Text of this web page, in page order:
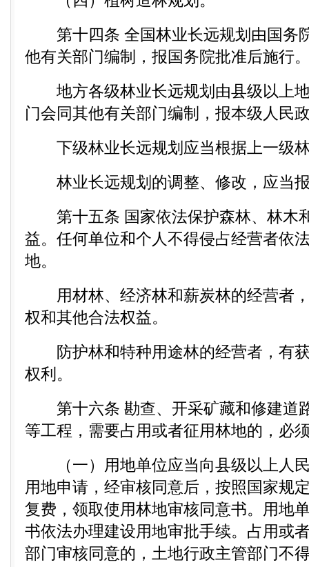
第十四条 全国林业长远规划由国务
他有关部门编制，报国务院批准后施行
地方各级林业长远规划由县级以上地
门会同其他有关部门编制，报本级人民
下级林业长远规划应当根据上一级
林业长远规划的调整、修改，应当报
第十五条 国家依法保护森林、林木
益。任何单位和个人不得侵占经营者依
地。
用材林、经济林和薪炭林的经营者，
权和其他合法权益。
防护林和特种用途林的经营者，有获
权利。
第十六条 勘查、开采矿藏和修建道
等工程，需要占用或者征用林地的，必
（一）用地单位应当向县级以上人民
用地申请，经审核同意后，按照国家规
复费，领取使用林地审核同意书。用地
书依法办理建设用地审批手续。占用或
部门审核同意的，土地行政主管部门不